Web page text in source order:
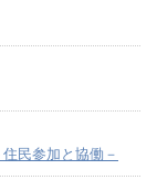
民参加と協働－